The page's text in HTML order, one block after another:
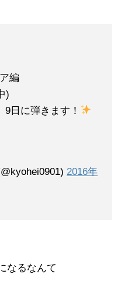
編
)
日に弾きます！
2016年
なるなんて